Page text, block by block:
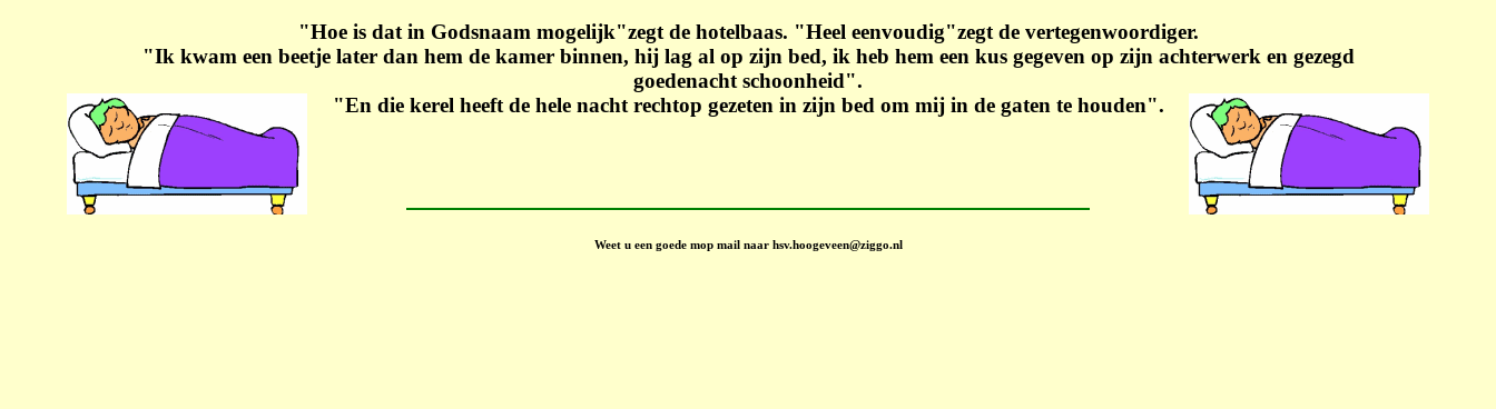
"Hoe is dat in Godsnaam mogelijk"zegt de hotelbaas. "Heel eenvoudig"zegt de vertegenwoordiger.
"Ik kwam een beetje later dan hem de kamer binnen, hij lag al op zijn bed, ik heb hem een kus gegeven op zijn achterwerk en gezegd
goedenacht schoonheid".
"En die kerel heeft de hele nacht rechtop gezeten in zijn bed om mij in de gaten te houden".
Weet u een goede mop mail naar hsv.hoogeveen@ziggo.nl